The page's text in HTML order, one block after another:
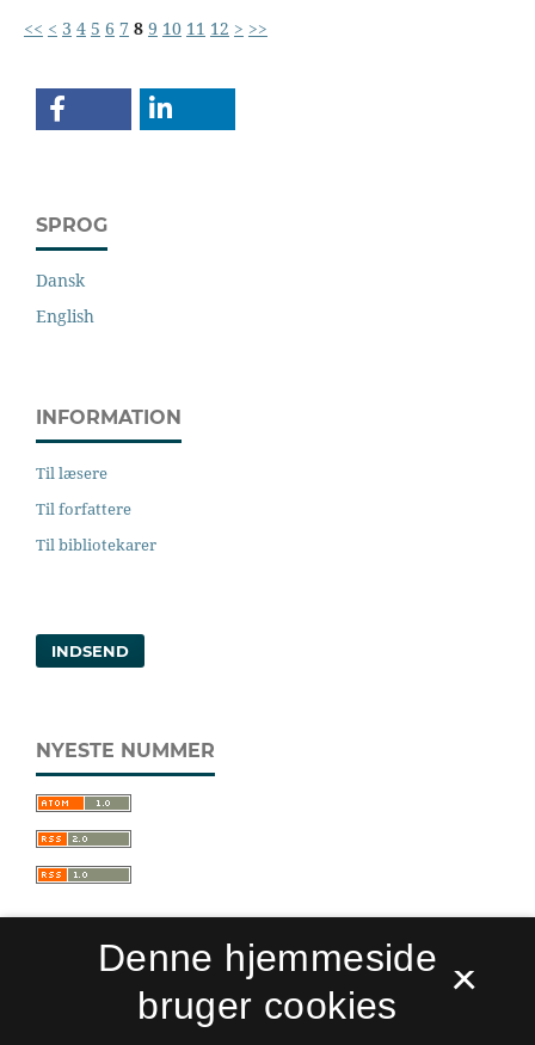
<< < 3 4 5 6 7 8 9 10 11 12 > >>
SPROG
Dansk
English
INFORMATION
Til læsere
Til forfattere
Til bibliotekarer
INDSEND
NYESTE NUMMER
Sprogforum. Tidsskrift for sprog- og
kulturpædagogik
×
Denne hjemmeside
bruger cookies